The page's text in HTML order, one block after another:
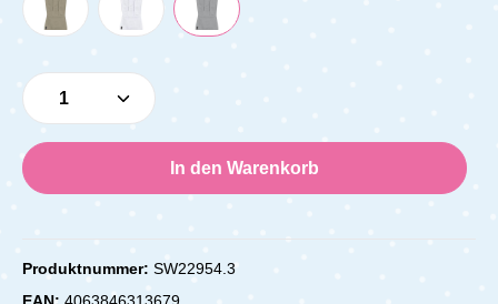
Produkt Anzahl: Gib den gewünschten
In den Warenkorb
Produktnummer: SW22954.3